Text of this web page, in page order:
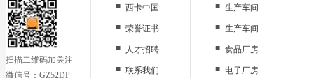
扫描二维码加关注
微信号：GZ52DP
■ 西卡中国
■ 荣誉证书
■
人才招聘
■ 联系我们
■ 生产车间
■ 生产车间
■ 食品厂房
■ 电子厂房